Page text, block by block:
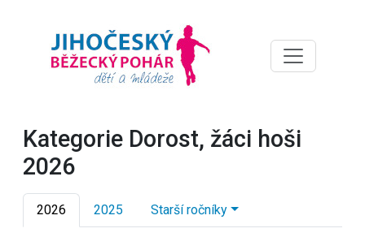
Kategorie Dorost, žáci hoši
2026
2026 2025 Starší ročníky